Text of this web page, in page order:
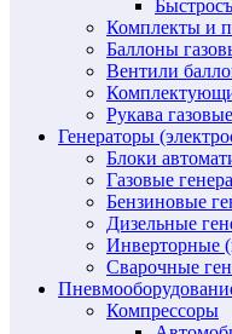
Комплекты и
Баллоны
Вентили
Рукава газовые
Генераторы
Блоки
Газовые
Бензиновые
Дизельные
Инверторные
Сварочные
Компрессоры